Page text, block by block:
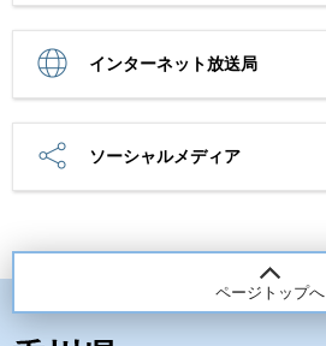
インターネット放送局
ソーシャルメディア
ページトップへ